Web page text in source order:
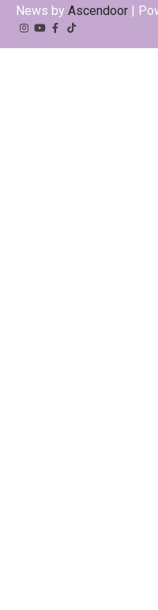
News by Ascendoor |
Instagram
YouTube
Facebook
Tiktok